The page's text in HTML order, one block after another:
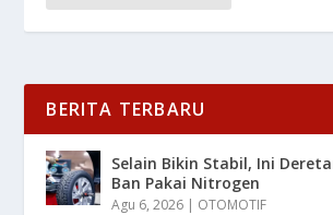
BERITA TERBARU
Selain Bikin Stabil, Ini
Ban Pakai Nitrogen
Agu 6, 2026 | OTOMOTIF